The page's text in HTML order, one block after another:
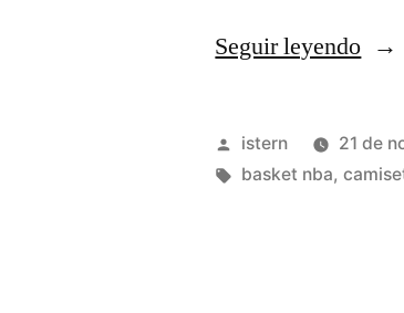
Seguir leyendo
nba
Publicado
por
istern 21 de
Etiquetas:
basket nba,